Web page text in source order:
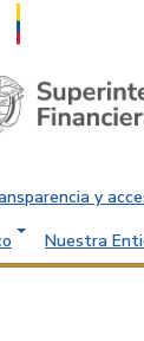
y
Nuestra